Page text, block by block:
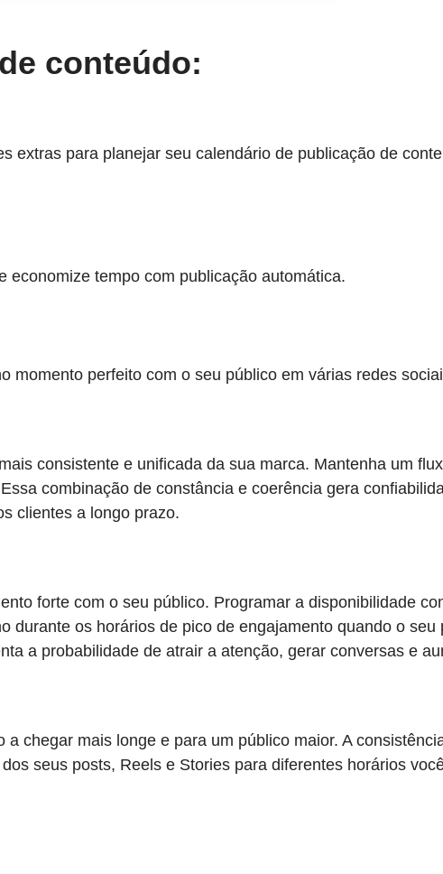
conteúdo:
extras para planejar seu calendário de publicação de
economize tempo com publicação automática.
momento perfeito com o seu público em várias redes
consistente e unificada da sua marca. Mantenha um
combinação de constância e coerência gera
clientes a longo prazo.
forte com o seu público. Programar a disponibilidade
os horários de pico de engajamento quando o
a probabilidade de atrair a atenção, gerar conversas e
chegar mais longe e para um público maior. A
seus posts, Reels e Stories para diferentes horários